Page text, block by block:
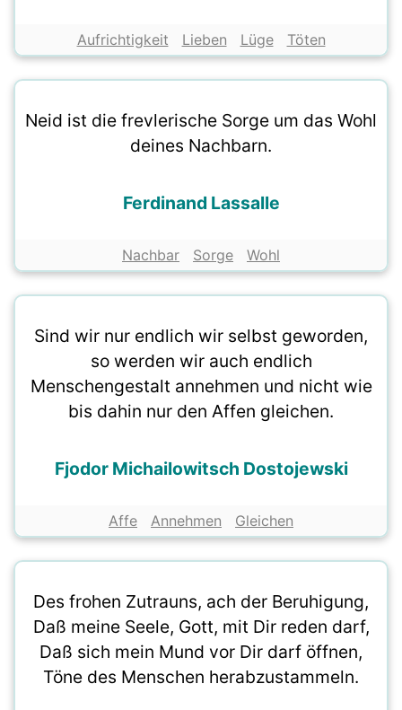
Aufrichtigkeit Lieben Lüge Töten
Neid ist die frevlerische Sorge um das Wohl
deines Nachbarn.
Ferdinand Lassalle
Nachbar Sorge Wohl
Sind wir nur endlich wir selbst geworden,
so werden wir auch endlich
Menschengestalt annehmen und nicht wie
bis dahin nur den Affen gleichen.
Fjodor Michailowitsch Dostojewski
Affe Annehmen Gleichen
Des frohen Zutrauns, ach der Beruhigung,
Daß meine Seele, Gott, mit Dir reden darf,
Daß sich mein Mund vor Dir darf öffnen,
Töne des Menschen herabzustammeln.